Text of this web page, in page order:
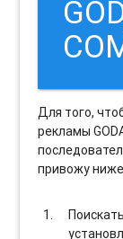
Для того,
рекламы
привожу